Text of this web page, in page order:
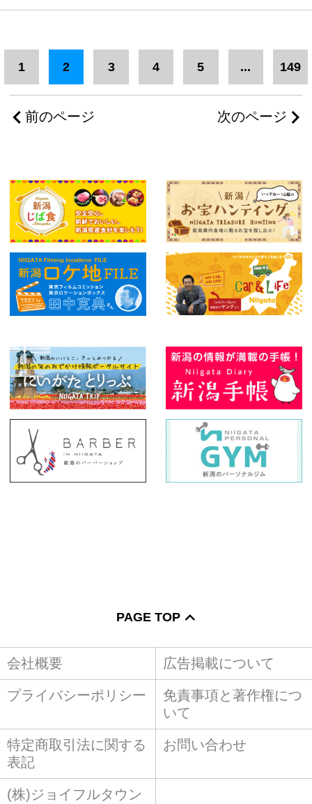
前のページ
1 2 3 4 5 ... 149
次のページ
PAGE TOP
会社概要 広告掲載について
プライバシーポリシー
免責事項と著作権につ
いて
特定商取引法に関する
表記
お問い合わせ
(株)ジョイフルタウン